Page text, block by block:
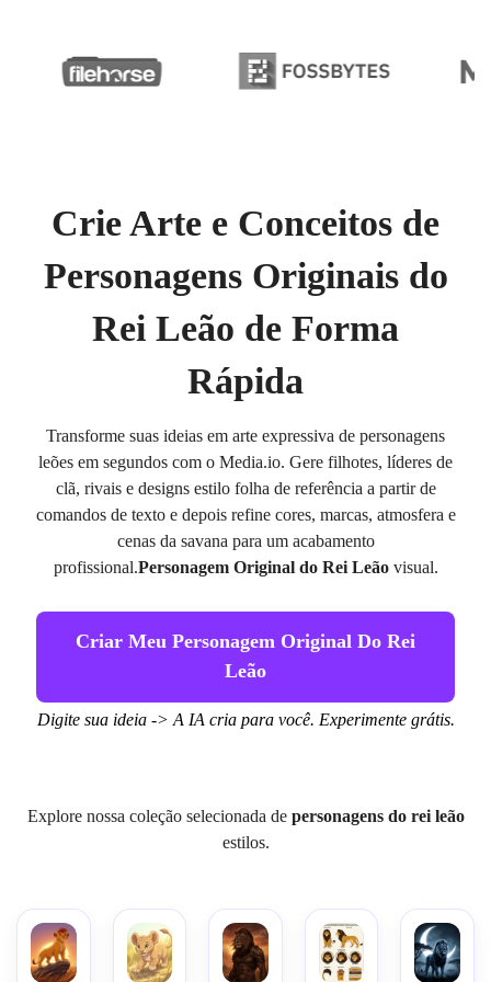
Crie Arte e Conceitos de
Personagens Originais do
Rei Leão de Forma
Rápida
Transforme suas ideias em arte expressiva de personagens
leões em segundos com o Media.io. Gere filhotes, líderes de
clã, rivais e designs estilo folha de referência a partir de
comandos de texto e depois refine cores, marcas, atmosfera e
cenas da savana para um acabamento
profissional.Personagem Original do Rei Leãovisual.
Criar Meu Personagem Original Do Rei
Leão
Digite sua ideia -> A IA cria para você. Experimente grátis.
Explore nossa coleção selecionada de personagens do rei leão
estilos.